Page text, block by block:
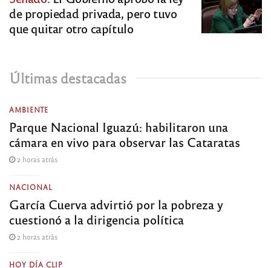
de propiedad privada, pero tuvo
que quitar otro capítulo
Últimas destacadas
AMBIENTE
Parque Nacional Iguazú: habilitaron una
cámara en vivo para observar las Cataratas
2 horas atrás
NACIONAL
García Cuerva advirtió por la pobreza y
cuestionó a la dirigencia política
2 horas atrás
HOY DÍA CLIP